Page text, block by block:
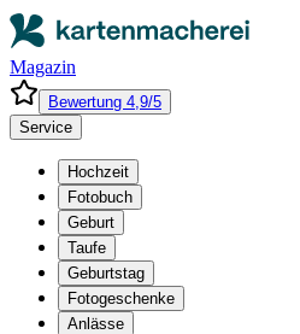
Magazin
Bewertung 4,9/5
Service
Hochzeit
Fotobuch
Geburt
Taufe
Geburtstag
Fotogeschenke
Anlässe